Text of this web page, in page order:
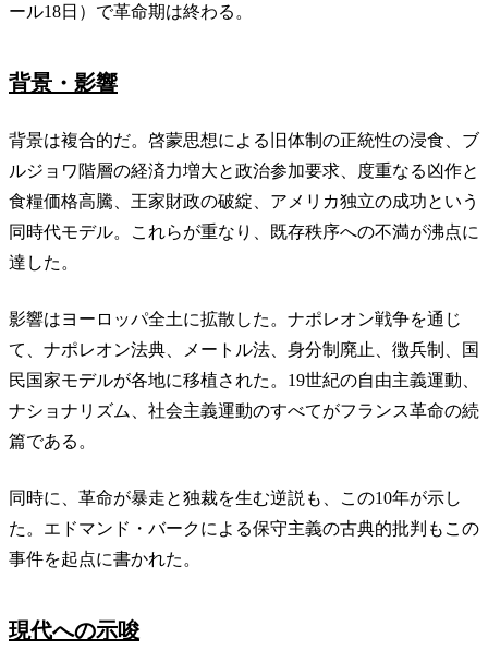
ール18日）で革命期は終わる。
背景・影響
背景は複合的だ。啓蒙思想による旧体制の正統性の浸食、ブ
ルジョワ階層の経済力増大と政治参加要求、度重なる凶作と
食糧価格高騰、王家財政の破綻、アメリカ独立の成功という
同時代モデル。これらが重なり、既存秩序への不満が沸点に
達した。
影響はヨーロッパ全土に拡散した。ナポレオン戦争を通じ
て、ナポレオン法典、メートル法、身分制廃止、徴兵制、国
民国家モデルが各地に移植された。19世紀の自由主義運動、
ナショナリズム、社会主義運動のすべてがフランス革命の続
篇である。
同時に、革命が暴走と独裁を生む逆説も、この10年が示し
た。エドマンド・バークによる保守主義の古典的批判もこの
事件を起点に書かれた。
現代への示唆